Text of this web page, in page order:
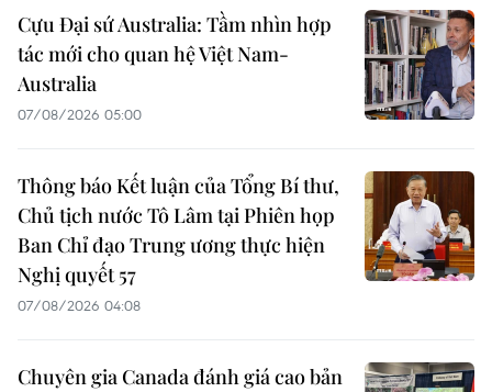
Cựu Đại sứ Australia: Tầm nhìn hợp
tác mới cho quan hệ Việt Nam-
Australia
07/08/2026 05:00
Thông báo Kết luận của Tổng Bí thư,
Chủ tịch nước Tô Lâm tại Phiên họp
Ban Chỉ đạo Trung ương thực hiện
Nghị quyết 57
07/08/2026 04:08
Chuyên gia Canada đánh giá cao bản